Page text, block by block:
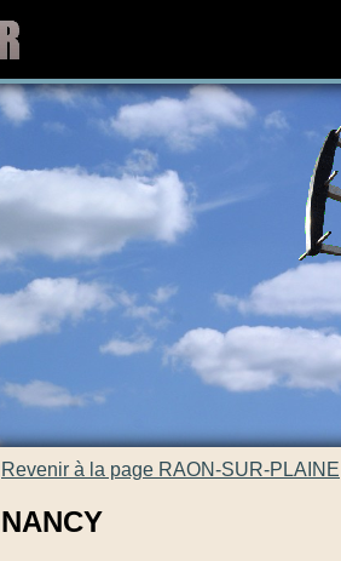
Revenir à la page RAON-SUR-PLAINE
NANCY